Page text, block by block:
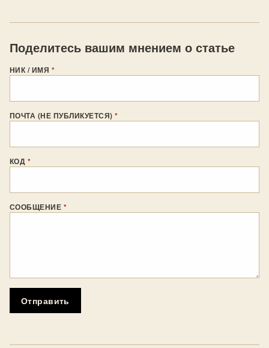
Поделитесь вашим мнением о статье
НИК / ИМЯ *
ПОЧТА (НЕ ПУБЛИКУЕТСЯ)*
КОД *
СООБЩЕНИЕ *
Отправить